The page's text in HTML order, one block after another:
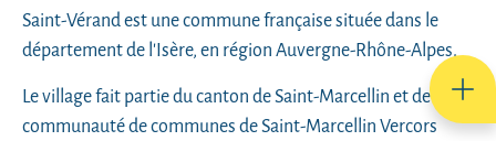
Saint-Vérand est une commune française située dans le
département de l'Isère, en région Auvergne-Rhône-Alpes.
Le village fait partie du canton de Saint-Marcellin et de la
communauté de communes de Saint-Marcellin Vercors